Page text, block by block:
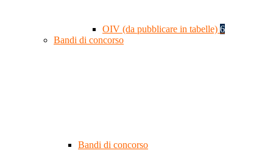
OIV (da pubblicare in tabelle) 6
Bandi di concorso
Bandi di concorso